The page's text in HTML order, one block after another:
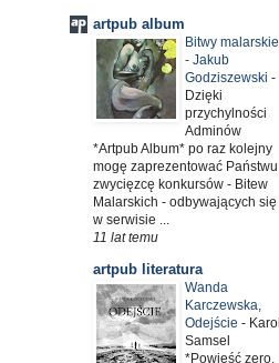
artpub album
Bitwy malarskie
- Jakub
Godziszewski -
Dzięki
przychylności
Adminów
*Artpub Album* po raz kolejny
mogę zaprezentować Państwu
zwycięzcę konkursów - Bitew
Malarskich - odbywających się
w serwisie ...
11 lat temu
artpub literatura
Wanda
Karczewska,
Odejście - Karol
Samsel
*Powieść zero.